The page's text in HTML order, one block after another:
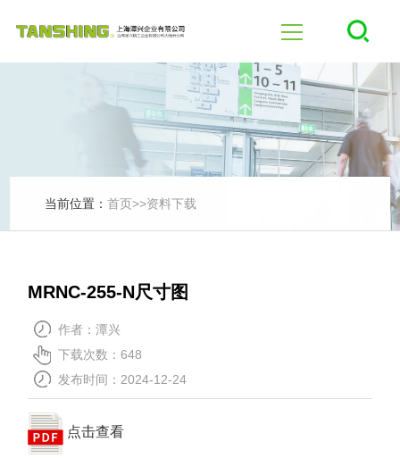
首页
四轴
五轴
当前位置：首页>>资料下载
MRNC-255-N尺寸图
作者：潭兴
下载次数：648
发布时间：2024-12-24
点击查看